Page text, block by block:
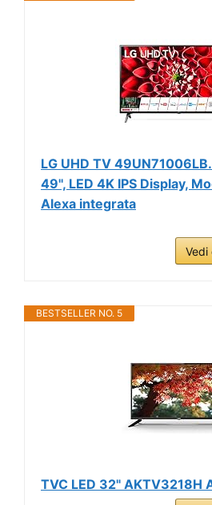
LG UHD TV
49'', LED 4K IPS Display,
Alexa integrata
Vedi
BESTSELLER NO. 5
TVC LED 32" AKTV3218H